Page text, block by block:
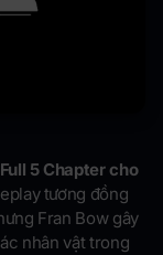
5 Chapter cho
tương đồng
Fran Bow gây
nhân vật trong